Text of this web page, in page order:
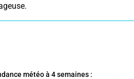
météo à 4 semaines :